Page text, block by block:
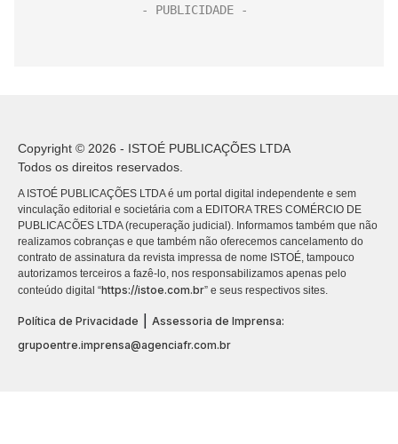
Copyright © 2026 - ISTOÉ PUBLICAÇÕES LTDA
Todos os direitos reservados.
A ISTOÉ PUBLICAÇÕES LTDA é um portal digital independente e sem
vinculação editorial e societária com a EDITORA TRES COMÉRCIO DE
PUBLICACÕES LTDA (recuperação judicial). Informamos também que não
realizamos cobranças e que também não oferecemos cancelamento do
contrato de assinatura da revista impressa de nome ISTOÉ, tampouco
autorizamos terceiros a fazê-lo, nos responsabilizamos apenas pelo
conteúdo digital “https://istoe.com.br” e seus respectivos sites.
Política de Privacidade
Assessoria de Imprensa:
grupoentre.imprensa@agenciafr.com.br